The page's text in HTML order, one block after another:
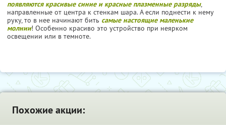
появляются красивые синие и красные плазменные разряды,
направленные от центра к стенкам шара. А если поднести к нему
руку, то в нее начинают бить самые настоящие маленькие
молнии! Особенно красиво это устройство при неярком
освещении или в темноте.
Похожие акции: